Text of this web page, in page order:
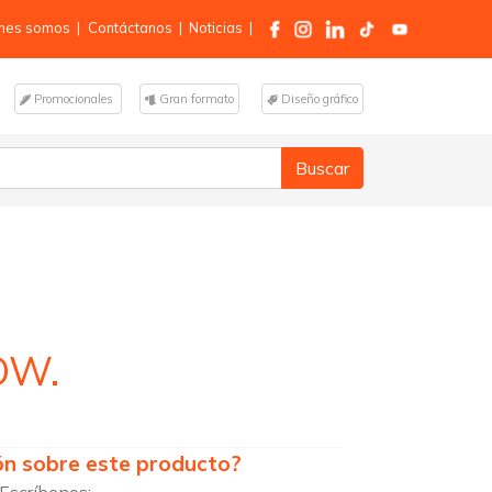
somos | Contáctanos | Noticias |
Promocionales Gran formato Diseño gráfico
sobre este producto?